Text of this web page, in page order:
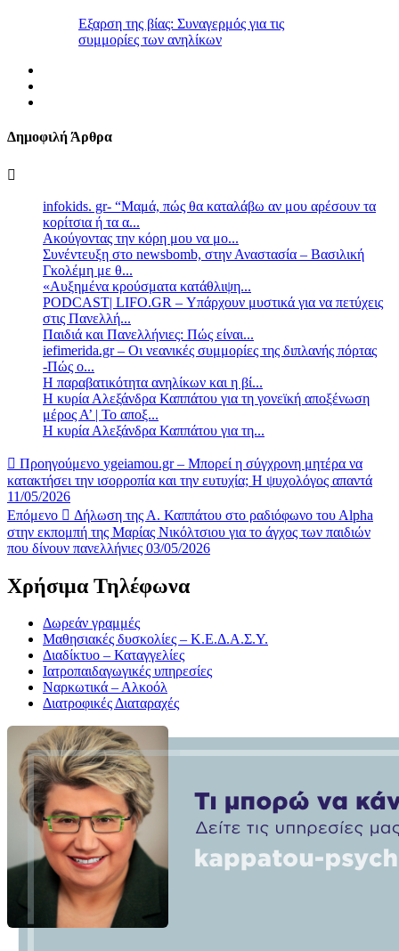
Εξαρση της βίας: Συναγερμός για τις
συμμορίες των ανηλίκων
Δημοφιλή Άρθρα
infokids. gr- “Μαμά, πώς θα καταλάβω αν μου αρέσουν τα
κορίτσια ή τα α...
Ακούγοντας την κόρη μου να μο...
Συνέντευξη στο newsbomb, στην Αναστασία – Βασιλική
Γκολέμη με θ...
«Αυξημένα κρούσματα κατάθλιψη...
PODCAST| LIFO.GR – Υπάρχουν μυστικά για να πετύχεις
στις Πανελλή...
Παιδιά και Πανελλήνιες: Πώς είναι...
iefimerida.gr – Οι νεανικές συμμορίες της διπλανής πόρτας
-Πώς ο...
Η παραβατικότητα ανηλίκων και η βί...
Η κυρία Αλεξάνδρα Καππάτου για τη γονεϊκή αποξένωση
μέρος Α’ | Το αποξ...
Η κυρία Αλεξάνδρα Καππάτου για τη...
Προηγούμενο ygeiamou.gr – Μπορεί η σύγχρονη μητέρα να
κατακτήσει την ισορροπία και την ευτυχία; Η ψυχολόγος απαντά
11/05/2026
Επόμενο
Δήλωση της Α. Καππάτου στο ραδιόφωνο του Αlpha
στην εκπομπή της Μαρίας Νικόλτσιου για το άγχος των παιδιών
που δίνουν πανελλήνιες 03/05/2026
Χρήσιμα Τηλέφωνα
Δωρεάν γραμμές
Μαθησιακές δυσκολίες – Κ.Ε.Δ.Α.Σ.Υ.
Διαδίκτυο – Καταγγελίες
Ιατροπαιδαγωγικές υπηρεσίες
Ναρκωτικά – Αλκοόλ
Διατροφικές Διαταραχές